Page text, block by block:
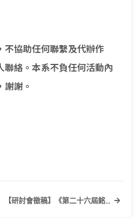
不協助任何聯繫及代辦作
聯絡。本系不負任何活動內
謝。
【研討會徵稿】《第二十六屆銘傳大學國際應用英語教學研討會暨工作坊》銘傳大學應用英語學系